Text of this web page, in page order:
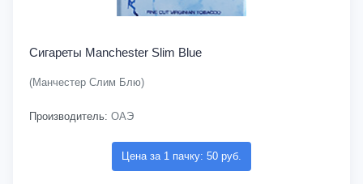
Сигареты Manchester Slim Blue
(Манчестер Слим Блю)
Производитель: ОАЭ
Цена за 1 пачку: 50 руб.